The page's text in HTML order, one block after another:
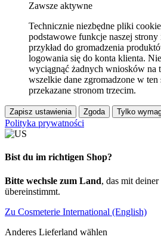
Zawsze aktywne
Technicznie niezbędne pliki
podstawowe funkcje naszej strony
przykład do gromadzenia
logowania się do konta klienta.
wyciągnąć żadnych wniosków na
wszelkie dane zgromadzone w ten
przekazane stronom trzecim.
Zapisz ustawienia Zgoda Tylko
Polityka prywatności
Bist du im richtigen Shop?
Bitte wechsle zum Land, das mit
übereinstimmt.
Zu Cosmeterie International (English)
Anderes Lieferland wählen